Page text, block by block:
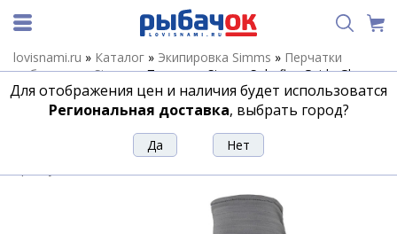
lovisnami.ru » Каталог » Экипировка Simms » Перчатки
рыболовные Simms»Перчатки Simms Solarflex Guide Glove
'22, Sterling, M
Перчатки Simms Solarflex Guide Glove
'22, Sterling, M
Для отображения цен и наличия будет использоватся
Региональная доставка, выбрать город?